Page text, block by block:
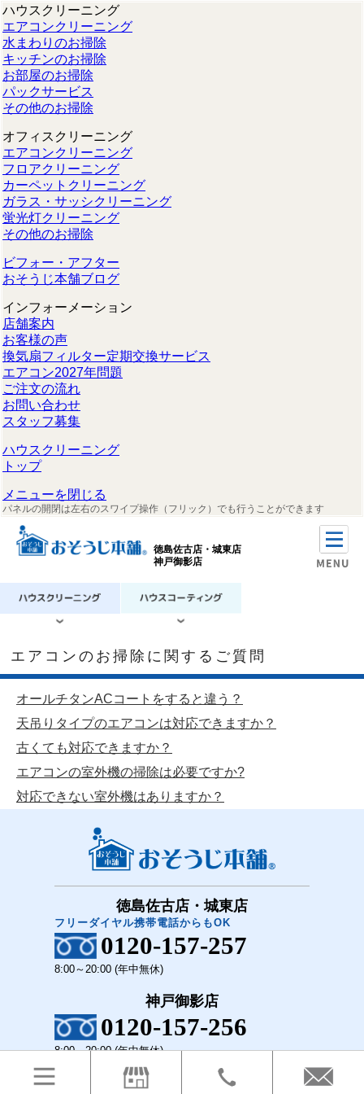
ハウスクリーニング
エアコンクリーニング
水まわりのお掃除
キッチンのお掃除
お部屋のお掃除
パックサービス
その他のお掃除
オフィスクリーニング
エアコンクリーニング
フロアクリーニング
カーペットクリーニング
ガラス・サッシクリーニング
蛍光灯クリーニング
その他のお掃除
ビフォー・アフター
おそうじ本舗ブログ
インフォーメーション
店舗案内
お客様の声
換気扇フィルター定期交換サービス
エアコン2027年問題
ご注文の流れ
お問い合わせ
スタッフ募集
ハウスクリーニング
トップ
メニューを閉じる
パネルの開閉は左右のスワイプ操作（フリック）でも行うことができます
徳島佐古店・城東店
神戸御影店
エアコンのお掃除に関するご質問
オールチタンACコートをすると違う？
天吊りタイプのエアコンは対応できますか？
古くても対応できますか？
エアコンの室外機の掃除は必要ですか?
対応できない室外機はありますか？
徳島佐古店・城東店
フリーダイヤル携帯電話からもOK
0120-157-257
8:00～20:00 (年中無休)
神戸御影店
0120-157-256
8:00～20:00 (年中無休)
COPYRIGHT(C)2018 おそうじ本舗 徳島佐古店・城東店 神戸御影店 All Rights Reserved.